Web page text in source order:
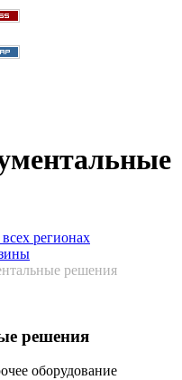
регионах
решения
решения
оборудование